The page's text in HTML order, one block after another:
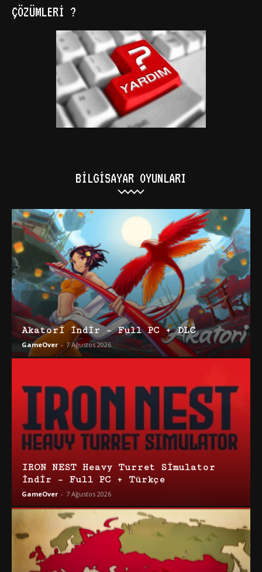
ÇÖZÜMLERI ?
BILGISAYAR OYUNLARI
Akatori İndir – Full PC + DLC
GameOver - 7 Ağustos 2026
IRON NEST Heavy Turret Simulator
İndir – Full PC + Türkçe
GameOver - 7 Ağustos 2026